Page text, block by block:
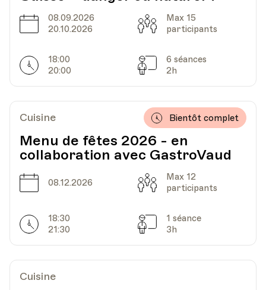
Date
08.09.2026
20.10.2026
Capacité
Max 15
participants
Horarires
18:00
20:00
Séances
6 séances
2h
Cuisine
Menu de fêtes 2026 - en
collaboration avec GastroVaud
Bientôt complet
Date
08.12.2026 Capacité
Max 12
participants
Horarires
18:30
21:30
Séances
1 séance
3h
Cuisine